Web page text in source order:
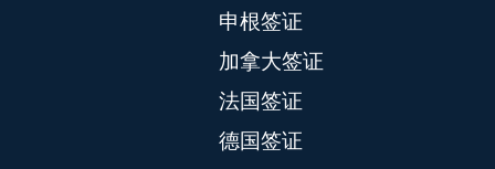
申根签证
加拿大签证
法国签证
德国签证